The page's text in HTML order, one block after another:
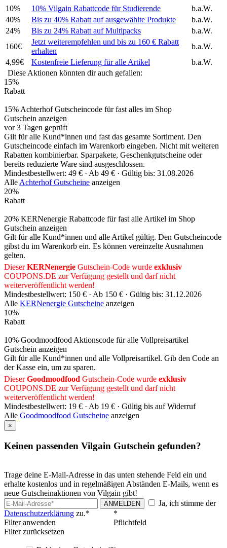
10%
10% Vilgain Rabattcode für Studierende
b.a.W.
40%
Bis zu 40% Rabatt auf ausgewählte Produkte
b.a.W.
24%
Bis zu 24% Rabatt auf Multipacks
b.a.W.
160€
Jetzt weiterempfehlen und bis zu 160 € Rabatt
erhalten
b.a.W.
4,99€
Kostenfreie Lieferung für alle Artikel
b.a.W.
Diese Aktionen könnten dir auch gefallen:
15%
Rabatt
15% Achterhof Gutscheincode für fast alles im Shop
Gutschein anzeigen
vor 3 Tagen geprüft
Gilt für alle Kund*innen und fast das gesamte Sortiment. Den
Gutscheincode einfach im Warenkorb eingeben. Nicht mit weiteren
Rabatten kombinierbar. Sparpakete, Geschenkgutscheine oder
bereits reduzierte Ware sind ausgeschlossen.
Mindestbestellwert: 49 € · Ab 49 € · Gültig bis: 31.08.2026
Alle Achterhof Gutscheine anzeigen
20%
Rabatt
20% KERNenergie Rabattcode für fast alle Artikel im Shop
Gutschein anzeigen
Gilt für alle Kund*innen und alle Artikel gültig. Den Gutscheincode
gibst du im Warenkorb ein. Es können vereinzelte Ausnahmen
gelten.
DieserKERNenergie Gutschein-Code wurde exklusiv
COUPONS.DE zur Verfügung gestellt und darf nicht
weiterveröffentlicht werden!
Mindestbestellwert: 150 € · Ab 150 € · Gültig bis: 31.12.2026
Alle KERNenergie Gutscheine anzeigen
10%
Rabatt
10% Goodmoodfood Aktionscode für alle Vollpreisartikel
Gutschein anzeigen
Gilt für alle Kund*innen und alle Vollpreisartikel. Gib den Code an
der Kasse ein, um zu sparen.
DieserGoodmoodfood Gutschein-Code wurde exklusiv
COUPONS.DE zur Verfügung gestellt und darf nicht
weiterveröffentlicht werden!
Mindestbestellwert: 19 € · Ab 19 € · Gültig bis auf Widerruf
Alle Goodmoodfood Gutscheine anzeigen
×
Keinen passenden Vilgain Gutschein gefunden?
Trage deine E-Mail-Adresse in das unten stehende Feld ein und
erhalte kostenlos und in regelmäßigen Abständen E-Mails, wenn es
neue Gutscheinaktionen von Vilgain gibt!
ANMELDEN
Ja, ich stimme der
Datenschutzerklärung zu.*
*
Pflichtfeld
Filter anwenden
Filter zurücksetzen